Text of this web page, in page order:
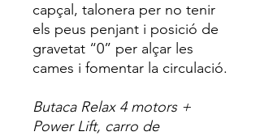
capçal, talonera per no tenir
els peus penjant i posició de
gravetat “0” per alçar les
cames i fomentar la circulació.
Butaca Relax 4 motors +
Power Lift, carro de